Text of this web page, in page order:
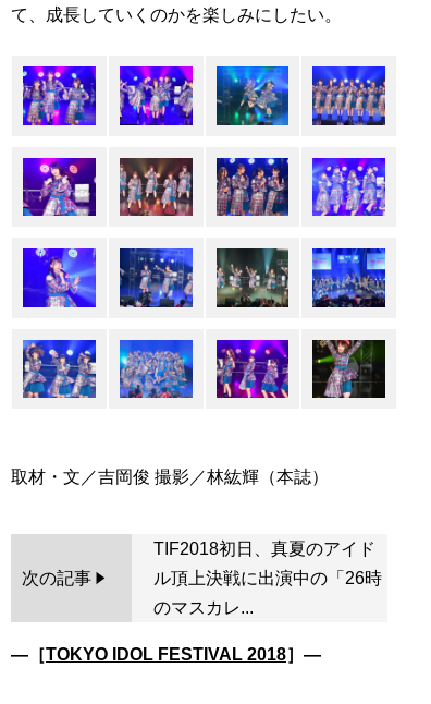
て、成長していくのかを楽しみにしたい。
次の記事
TIF2018初日、真夏のアイド
ル頂上決戦に出演中の「26時
のマスカレ...
―［TOKYO IDOL FESTIVAL 2018］―